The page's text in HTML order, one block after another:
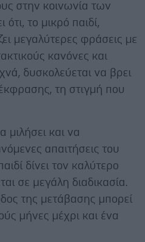
στην κοινωνία των
το μικρό παιδί,
μεγαλύτερες φράσεις με
κανόνες και
δυσκολεύεται να βρει
τη στιγμή που
μιλήσει και να
απαιτήσεις του
δίνει τον καλύτερο
σε μεγάλη διαδικασία.
της μετάβασης μπορεί
μήνες μέχρι και ένα